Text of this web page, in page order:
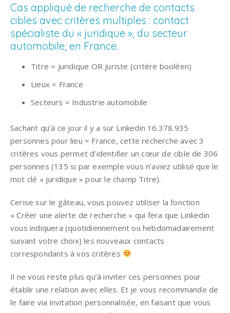
Cas appliqué de recherche de contacts
cibles avec critères multiples : contact
spécialiste du « juridique », du secteur
automobile, en France.
Titre = juridique OR juriste (critère booléen)
Lieux = France
Secteurs = Industrie automobile
Sachant qu’à ce jour il y a sur Linkedin 16.378.935
personnes pour lieu = France, cette recherche avec 3
critères vous permet d’identifier un cœur de cible de 306
personnes (135 si par exemple vous n’aviez utilisé que le
mot clé « juridique » pour le champ Titre).
Cerise sur le gâteau, vous pouvez utiliser la fonction
« Créer une alerte de recherche » qui fera que Linkedin
vous indiquera (quotidiennement ou hebdomadairement
suivant votre choix) les nouveaux contacts
correspondants à vos critères
Il ne vous reste plus qu’à inviter ces personnes pour
établir une relation avec elles. Et je vous recommande de
le faire via invitation personnalisée, en faisant que vous